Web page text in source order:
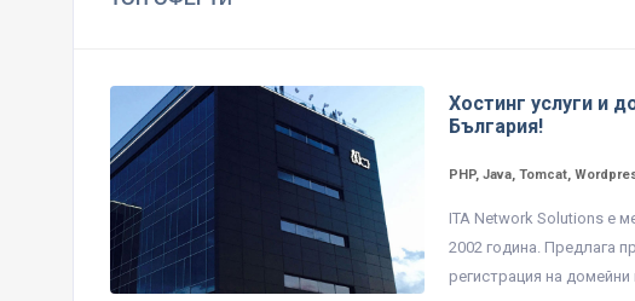
Хостинг услуги и
България!
PHP, Java, Tomcat,
ITA Network Solutions е
2002 година. Предлага
регистрация на домейни